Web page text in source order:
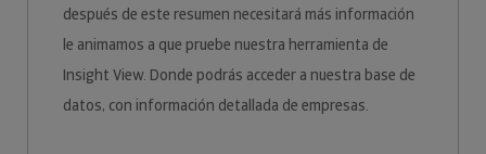
después de este resumen necesitará más información
le animamos a que pruebe nuestra herramienta de
Insight View. Donde podrás acceder a nuestra base de
datos, con información detallada de empresas.